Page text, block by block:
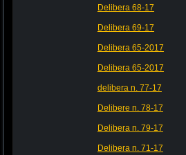
Delibera 68-17
Delibera 69-17
Delibera 65-2017
Delibera 65-2017
delibera n. 77-17
Delibere n. 78-17
Delibera n. 79-17
Delibera n. 71-17